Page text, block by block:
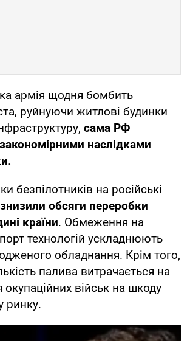
армія щодня бомбить
руйнуючи житлові будинки
сама РФ
наслідками
безпілотників на російські
обсяги переробки
країни. Обмеження на
технологій ускладнюють
обладнання. Крім того,
палива витрачається на
окупаційних військ на шкоду
ринку.